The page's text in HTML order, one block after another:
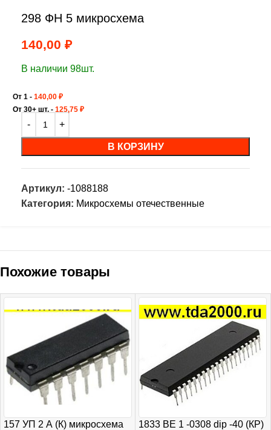
298 ФН 5 микросхема
140,00 ₽
В наличии 98шт.
От 1 - 140,00 ₽
От 30+ шт. - 125,75 ₽
В КОРЗИНУ
Артикул: -1088188
Категория: Микросхемы отечественные
Похожие товары
157 УП 2 А (К) микросхема
1833 ВЕ 1 -0308 dip -40 (КР)